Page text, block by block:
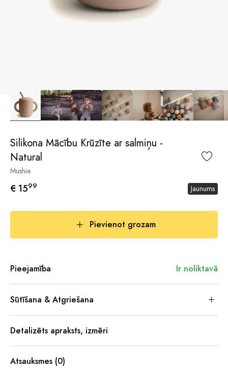
Silikona Mācību Krūzīte ar salmiņu -
Natural
Mushie
€ 1599 Jaunums
Pievienot grozam
Pieejamība Ir noliktavā
Sūtīšana & Atgriešana
Detalizēts apraksts, izmēri
Atsauksmes (0)